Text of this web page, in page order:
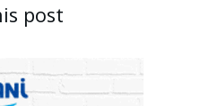
post